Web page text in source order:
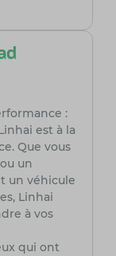
:
est à la
Que vous
un
un véhicule
Linhai
à vos
qui ont